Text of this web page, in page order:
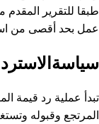
عمل بحد أقصى من
تبدأ عملية رد قيمة